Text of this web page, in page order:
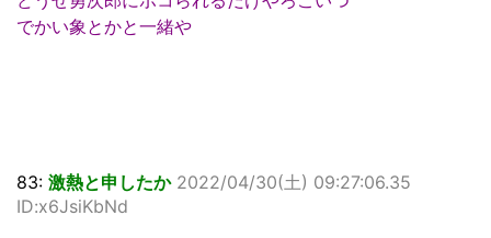
でかい象とかと一緒や
83: 激熱と申したか 2022/04/30(土) 09:27:06.35
ID:x6JsiKbNd